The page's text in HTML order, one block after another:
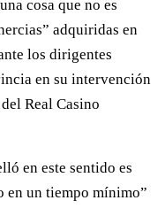
cosa que no es
adquiridas en
los dirigentes
en su intervención
Real Casino
en este sentido es
en un tiempo mínimo”